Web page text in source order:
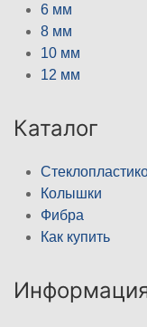
6 мм
8 мм
10 мм
12 мм
Каталог
Колышки
Фибра
Как купить